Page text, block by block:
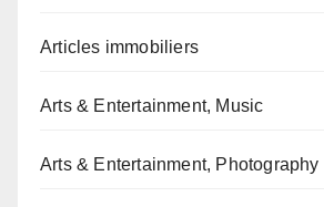
Articles immobiliers
Arts & Entertainment, Music
Arts & Entertainment, Photography